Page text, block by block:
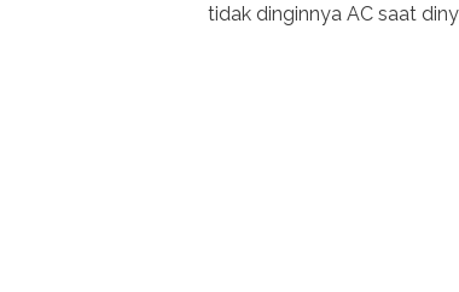
tidak dinginnya AC saat